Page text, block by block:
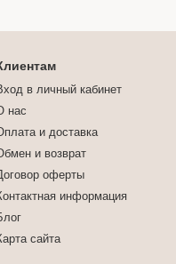
в личный кабинет
нас
и доставка
и возврат
оферты
информация
сайта